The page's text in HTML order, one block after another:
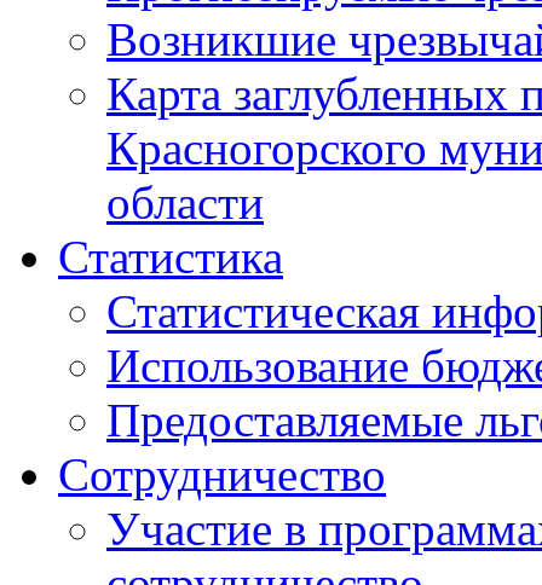
Возникшие
Карта
Красногорского
области
Статистика
Статистическая
Использование
Предоставляемые
Сотрудничество
Участие в